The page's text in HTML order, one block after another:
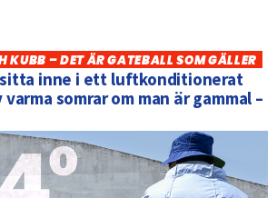
KUBB – DET ÄR GATEBALL SOM GÄLLER
sitta inne i ett luftkonditionerat
somrar om man är gammal –